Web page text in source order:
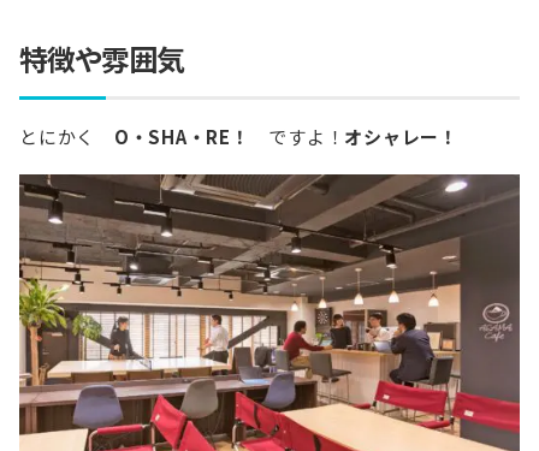
特徴や雰囲気
とにかく O・SHA・RE！ ですよ！ オシャレー！